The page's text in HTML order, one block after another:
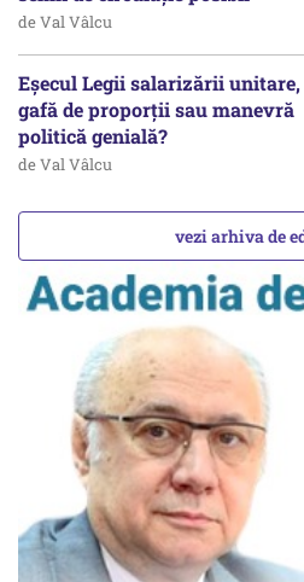
de Val Vâlcu
Eșecul Legii salarizării unitare,
gafă de proporții sau manevră
politică genială?
de Val Vâlcu
vezi arhiva de